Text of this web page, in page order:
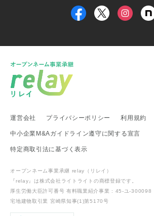
福井県 事業承継・引継ぎ支援センター
富山県
新潟県 糸魚川市
新潟県 出雲崎町
新潟県 関川村
愛知県 事業承継・引継ぎ支援センター
岐阜県 高
滋賀県 事業承継・引継ぎ支援センター
滋賀県 日
滋賀県 多賀町
中国・四国地方
運営会社 プライバシーポリシー 利用規約
中小企業M&Aガイドライン遵守に関する宣言
特定商取引法に基づく表示
オープンネーム事業承継 relay（リレイ）
『relay』は株式会社ライトライトの商標登録です。
厚生労働大臣許可番号 有料職業紹介事業 : 45-ユ-300098
宅地建物取引業 宮崎県知事(1)第5170号